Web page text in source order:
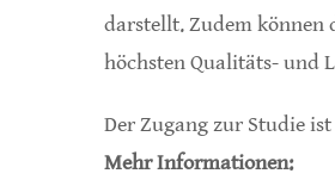
darstellt. Zudem können
höchsten Qualitäts- und
Der Zugang zur Studie
Mehr Informationen: